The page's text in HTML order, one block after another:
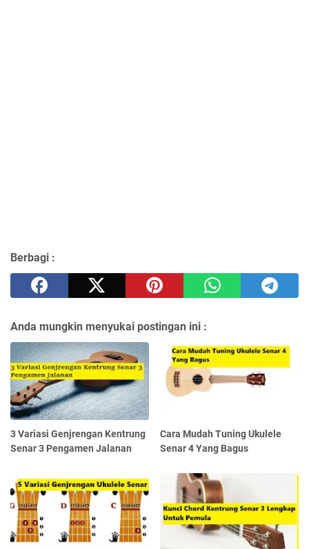
Berbagi :
Anda mungkin menyukai postingan ini :
3 Variasi Genjrengan Kentrung
Senar 3 Pengamen Jalanan
Cara Mudah Tuning Ukulele
Senar 4 Yang Bagus